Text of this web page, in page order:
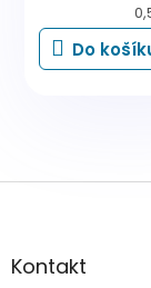
Do
Z
aKontakt